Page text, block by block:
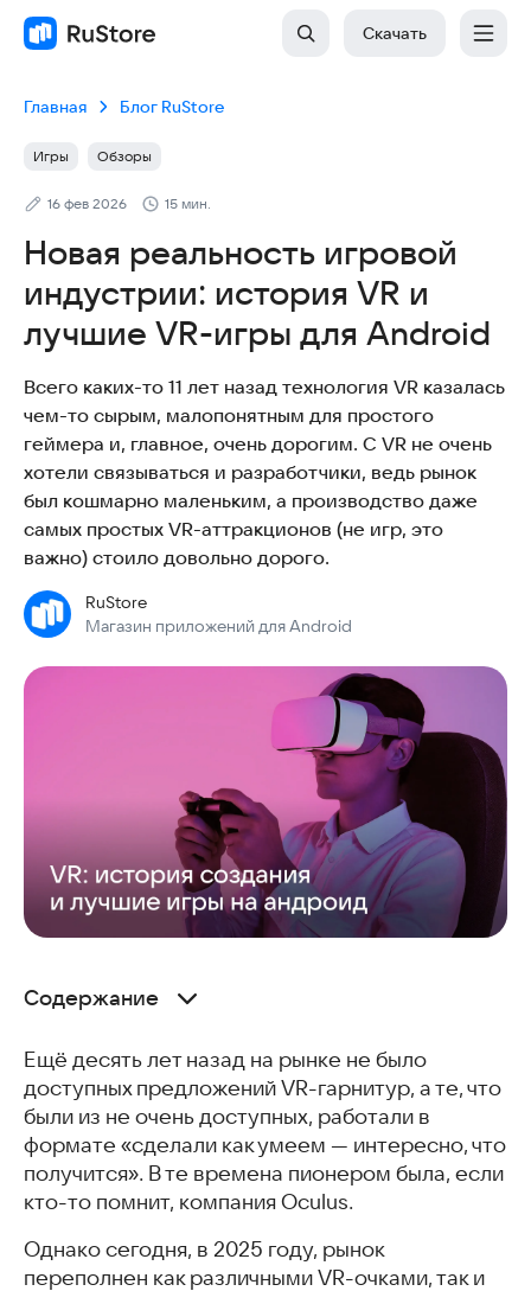
Скачать
Главная Блог RuStore
Игры Обзоры
16 фев 2026 15 мин.
Новая реальность игровой
индустрии: история VR и
лучшие VR-игры для Android
Всего каких-то 11 лет назад технология VR казалась
чем-то сырым, малопонятным для простого
геймера и, главное, очень дорогим. С VR не очень
хотели связываться и разработчики, ведь рынок
был кошмарно маленьким, а производство даже
самых простых VR-аттракционов (не игр, это
важно) стоило довольно дорого.
RuStore
Магазин приложений для Android
Содержание
попробовать поиграть в них
VR-шлемы для смартфонов
Лучшие VR-игры для Android
Фиксики: Космическая История
VR Wing Chun Trainer
Space X Hunter VR
Demolition Derby VR Racing
Падение в VR – VR Falling
Ещё десять лет назад на рынке не было
доступных предложений VR-гарнитур, а те, что
были из не очень доступных, работали в
формате «сделали как умеем — интересно, что
получится». В те времена пионером была, если
кто-то помнит, компания Oculus.
Однако сегодня, в 2025 году, рынок
переполнен как различными VR-очками, так и